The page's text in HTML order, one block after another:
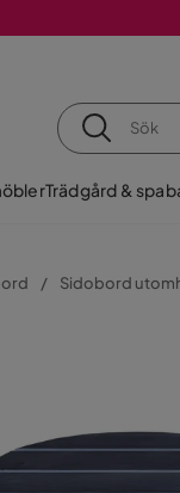
Trädgård &
Sidobord